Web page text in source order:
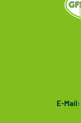
E-Mail: